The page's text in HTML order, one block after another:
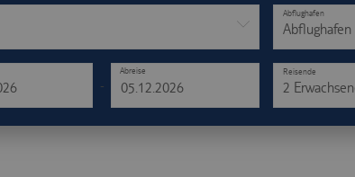
Abflughafen
Abflughafen
-
Abreise Reisende
2